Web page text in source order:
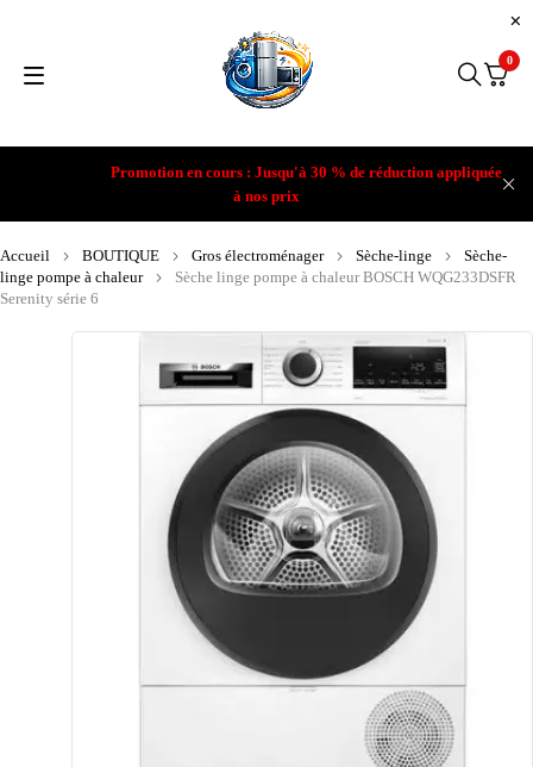
Promotion en cours : Jusqu'à 30 % de réduction appliquée
à nos prix
0
Accueil BOUTIQUE Gros électroménager Sèche-linge
Sèche-
linge pompe à chaleur
Sèche linge pompe à chaleur BOSCH WQG233DSFR
Serenity série 6